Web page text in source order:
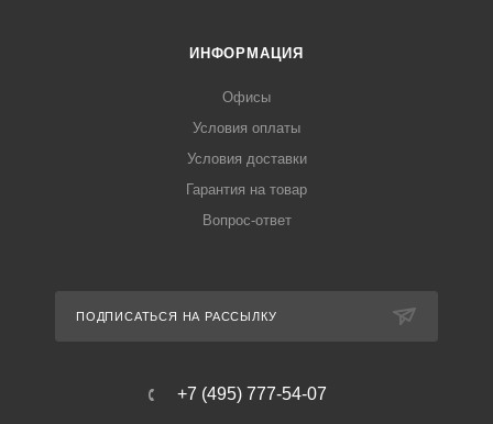
ИНФОРМАЦИЯ
Офисы
Условия оплаты
Условия доставки
Гарантия на товар
Вопрос-ответ
ПОДПИСАТЬСЯ НА РАССЫЛКУ
+7 (495) 777-54-07